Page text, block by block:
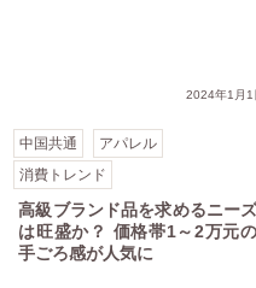
2024年1月1
中国共通
アパレル
消費トレンド
高級ブランド品を求めるニーズ
は旺盛か？ 価格帯1～2万元の
手ごろ感が人気に